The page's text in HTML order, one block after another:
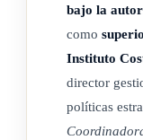
Comisión
ley le asigne, en
materia de
capacitación,
bajo la
como
Instituto
director
políticas